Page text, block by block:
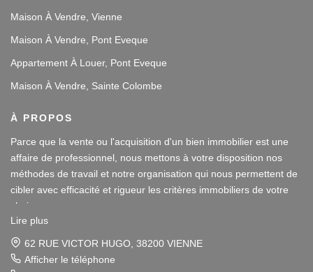
Maison À Vendre, Vienne
Maison À Vendre, Pont Eveque
Appartement À Louer, Pont Eveque
Maison À Vendre, Sainte Colombe
À PROPOS
Parce que la vente ou l'acquisition d'un bien immobilier est une
affaire de professionnel, nous mettons à votre disposition nos
méthodes de travail et notre organisation qui nous permettent de
cibler avec efficacité et rigueur les critères immobiliers de votre
choix.
Notre disponibilité et notre écoute au sein de nos agences
immobilières à Vienne et Sainte Colombe les Vienne, au Sud de
Lire plus
62 RUE VICTOR HUGO, 38200 VIENNE
Afficher le téléphone